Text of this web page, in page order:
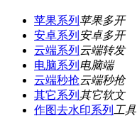
苹果系列 苹果多开
安卓系列 安卓多开
云端系列 云端转发
电脑系列 电脑端
云端秒抢云端秒抢
其它系列 其它软文
作图去水印系列 工具